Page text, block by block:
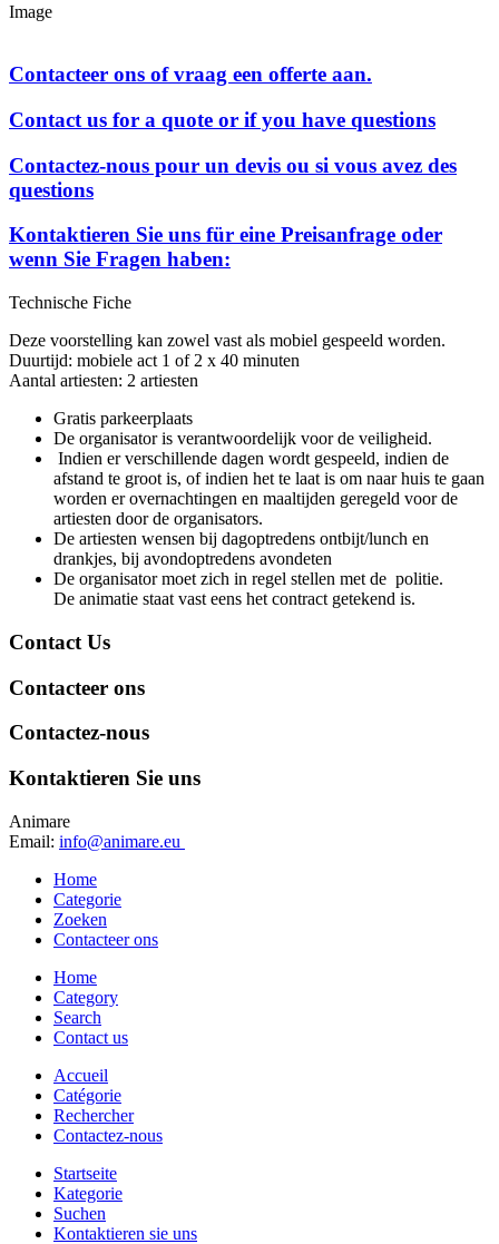
Image
Contacteer ons of vraag een offerte aan.
Contact us for a quote or if you have questions
Contactez-nous pour un devis ou si vous avez des
questions
Kontaktieren Sie uns für eine Preisanfrage oder
wenn Sie Fragen haben:
Technische Fiche
Deze voorstelling kan zowel vast als mobiel gespeeld worden.
Duurtijd: mobiele act 1 of 2 x 40 minuten
Aantal artiesten: 2 artiesten
Gratis parkeerplaats
De organisator is verantwoordelijk voor de veiligheid.
Indien er verschillende dagen wordt gespeeld, indien de
afstand te groot is, of indien het te laat is om naar huis te gaan
worden er overnachtingen en maaltijden geregeld voor de
artiesten door de organisators.
De artiesten wensen bij dagoptredens ontbijt/lunch en
drankjes, bij avondoptredens avondeten
De organisator moet zich in regel stellen met de politie.
De animatie staat vast eens het contract getekend is.
Contact Us
Contacteer ons
Contactez-nous
Kontaktieren Sie uns
Animare
Email: info@animare.eu
Home
Categorie
Zoeken
Contacteer ons
Home
Category
Search
Contact us
Accueil
Catégorie
Rechercher
Contactez-nous
Startseite
Kategorie
Suchen
Kontaktieren sie uns